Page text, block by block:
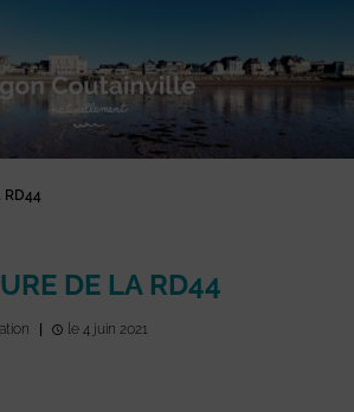
RD44
DE LA RD44
le 4 juin 2021